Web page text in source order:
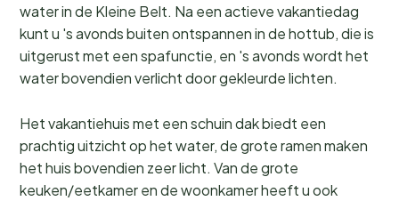
water in de Kleine Belt. Na een actieve vakantiedag
kunt u 's avonds buiten ontspannen in de hottub, die is
uitgerust met een spafunctie, en 's avonds wordt het
water bovendien verlicht door gekleurde lichten.
Het vakantiehuis met een schuin dak biedt een
prachtig uitzicht op het water, de grote ramen maken
het huis bovendien zeer licht. Van de grote
keuken/eetkamer en de woonkamer heeft u ook